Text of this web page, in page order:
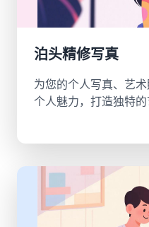
泊头精修写真
为您的个人写真、艺
个人魅力，打造独特的